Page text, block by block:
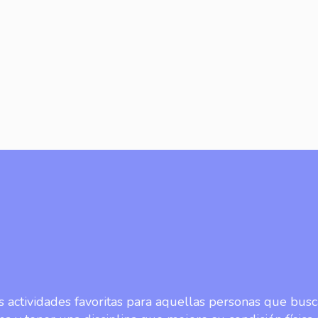
actividades favoritas para aquellas personas que